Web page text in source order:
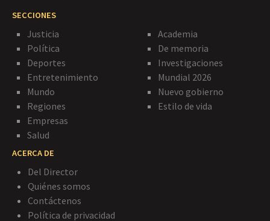
SECCIONES
Justicia
Política
Deportes
Entretenimiento
Mundo
Regiones
Empresas
Salud
Academia
De memoria
Investigaciones
Mundial 2026
Nuevo gobierno
Estilo de vida
ACERCA DE
Del Director
Quiénes somos
Contáctenos
Política de privacidad